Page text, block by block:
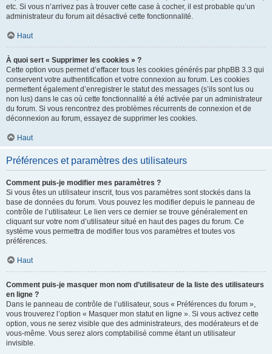
etc. Si vous n’arrivez pas à trouver cette case à cocher, il est probable qu’un
administrateur du forum ait désactivé cette fonctionnalité.
Haut
À quoi sert « Supprimer les cookies » ?
Cette option vous permet d’effacer tous les cookies générés par phpBB 3.3 qui
conservent votre authentification et votre connexion au forum. Les cookies
permettent également d’enregistrer le statut des messages (s’ils sont lus ou
non lus) dans le cas où cette fonctionnalité a été activée par un administrateur
du forum. Si vous rencontrez des problèmes récurrents de connexion et de
déconnexion au forum, essayez de supprimer les cookies.
Haut
Préférences et paramètres des utilisateurs
Comment puis-je modifier mes paramètres ?
Si vous êtes un utilisateur inscrit, tous vos paramètres sont stockés dans la
base de données du forum. Vous pouvez les modifier depuis le panneau de
contrôle de l’utilisateur. Le lien vers ce dernier se trouve généralement en
cliquant sur votre nom d’utilisateur situé en haut des pages du forum. Ce
système vous permettra de modifier tous vos paramètres et toutes vos
préférences.
Haut
Comment puis-je masquer mon nom d’utilisateur de la liste des utilisateurs
en ligne ?
Dans le panneau de contrôle de l’utilisateur, sous « Préférences du forum »,
vous trouverez l’option « Masquer mon statut en ligne ». Si vous activez cette
option, vous ne serez visible que des administrateurs, des modérateurs et de
vous-même. Vous serez alors comptabilisé comme étant un utilisateur
invisible.